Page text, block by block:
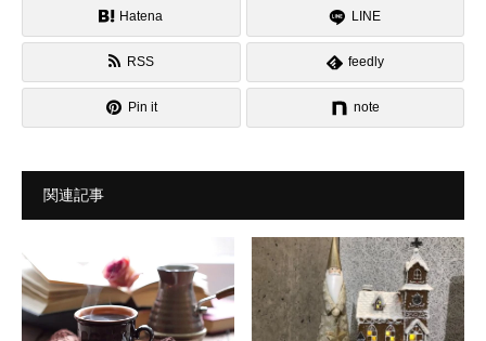
Hatena LINE
RSS feedly
Pin it note
関連記事